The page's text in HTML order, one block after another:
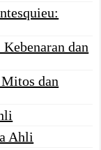
dan
dan
Ahli